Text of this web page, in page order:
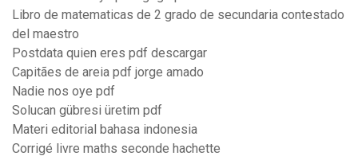
Libro de matematicas de 2 grado de secundaria contestado
del maestro
Postdata quien eres pdf descargar
Capitães de areia pdf jorge amado
Nadie nos oye pdf
Solucan gübresi üretim pdf
Materi editorial bahasa indonesia
Corrigé livre maths seconde hachette